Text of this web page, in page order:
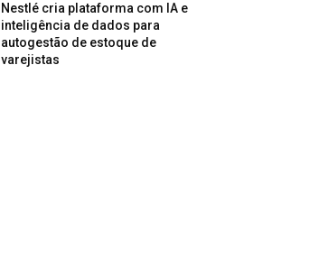
Nestlé cria plataforma com IA e
inteligência de dados para
autogestão de estoque de
varejistas